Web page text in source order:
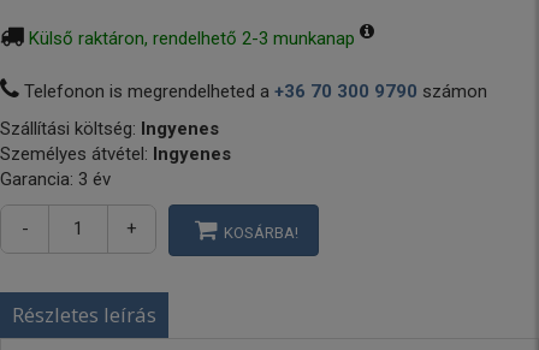
Külső raktáron, rendelhető 2-3 munkanap
Telefonon is megrendelheted a +36 70 300 9790 számon
Szállítási költség: Ingyenes
Személyes átvétel: Ingyenes
Garancia: 3 év
- + KOSÁRBA!
Részletes leírás